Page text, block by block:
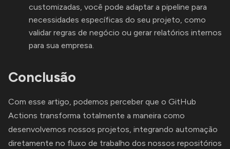
customizadas, você pode adaptar a pipeline para
necessidades específicas do seu projeto, como
validar regras de negócio ou gerar relatórios internos
para sua empresa.
Conclusão
Com esse artigo, podemos perceber que o GitHub
Actions transforma totalmente a maneira como
desenvolvemos nossos projetos, integrando automação
diretamente no fluxo de trabalho dos nossos repositórios